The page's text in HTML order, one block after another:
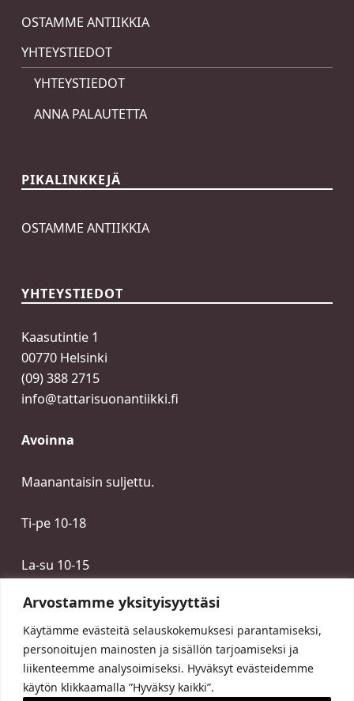
Arvostamme yksityisyyttäsi
Käytämme evästeitä selauskokemuksesi parantamiseksi,
personoitujen mainosten ja sisällön tarjoamiseksi ja
liikenteemme analysoimiseksi. Hyväksyt evästeidemme
käytön klikkaamalla ”Hyväksy kaikki”.
OSTAMME ANTIIKKIA
YHTEYSTIEDOT
YHTEYSTIEDOT
ANNA PALAUTETTA
PIKALINKKEJÄ
OSTAMME ANTIIKKIA
YHTEYSTIEDOT
Kaasutintie 1
00770 Helsinki
(09) 388 2715
info@tattarisuonantiikki.fi
Avoinna
Maanantaisin suljettu.
Ti-pe 10-18
La-su 10-15